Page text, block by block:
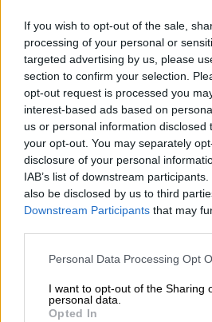
If you wish to opt-out of the sale,
processing of your personal or
targeted advertising by us, please
section to confirm your selection.
opt-out request is processed you
interest-based ads based on
us or personal information disclosed
your opt-out. You may separately
disclosure of your personal
IAB’s list of downstream
also be disclosed by us to third
Downstream Participants that may
Please note that this website/app
not limited to your visit or usage
grant or deny consent to Google
Personal Data Processing Opt
I want to opt-out of the Sharing
personal data.
Opted In
το μακρινό 2004.
ΔΙΑΒΑΣΤΕ ΕΠΙΣΗΣ
Κόσμος|14.05.2026 23:19
Ιατρικό σκάνδαλο
Καρδιοχειρουργός
πάνω από 70
Με τα τελευταία του
και συγχώρεση από αυτήν